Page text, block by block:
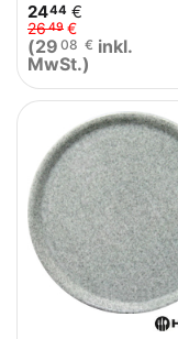
2444 €
2649 €
(29 08 € inkl.
MwSt.)